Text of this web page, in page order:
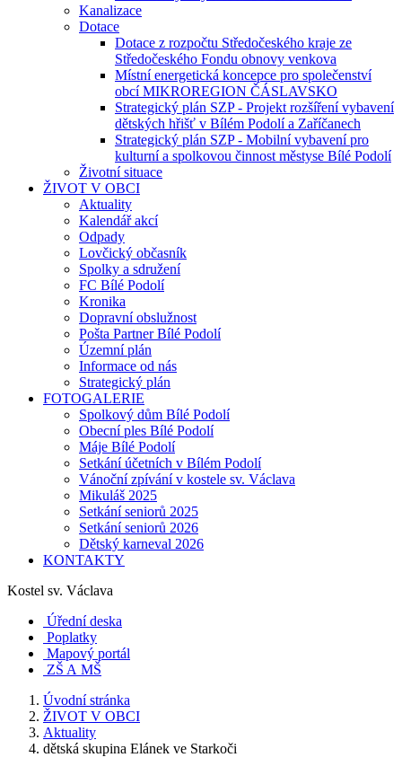
Kanalizace
Dotace
Dotace z rozpočtu Středočeského kraje ze
Středočeského Fondu obnovy venkova
Místní energetická koncepce pro společenství
obcí MIKROREGION ČÁSLAVSKO
Strategický plán SZP - Projekt rozšíření vybavení
dětských hřišť v Bílém Podolí a Zaříčanech
Strategický plán SZP - Mobilní vybavení pro
kulturní a spolkovou činnost městyse Bílé Podolí
Životní situace
ŽIVOT V OBCI
Aktuality
Kalendář akcí
Odpady
Lovčický občasník
Spolky a sdružení
FC Bílé Podolí
Kronika
Dopravní obslužnost
Pošta Partner Bílé Podolí
Územní plán
Informace od nás
Strategický plán
FOTOGALERIE
Spolkový dům Bílé Podolí
Obecní ples Bílé Podolí
Máje Bílé Podolí
Setkání účetních v Bílém Podolí
Vánoční zpívání v kostele sv. Václava
Mikuláš 2025
Setkání seniorů 2025
Setkání seniorů 2026
Dětský karneval 2026
KONTAKTY
Kostel sv. Václava
Úřední deska
Poplatky
Mapový portál
ZŠ A MŠ
Úvodní stránka
ŽIVOT V OBCI
Aktuality
dětská skupina Elánek ve Starkoči